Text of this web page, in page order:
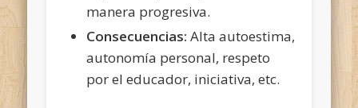
manera progresiva.
Consecuencias: Alta autoestima,
autonomía personal, respeto
por el educador, iniciativa, etc.